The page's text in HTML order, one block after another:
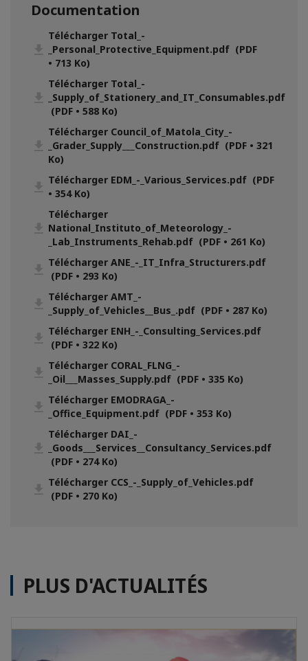
Documentation
Télécharger Total_-
_Personal_Protective_Equipment.pdf (PDF
• 713 Ko)
Télécharger Total_-
_Supply_of_Stationery_and_IT_Consumables.pdf
(PDF • 588 Ko)
Télécharger Council_of_Matola_City_-
_Grader_Supply___Construction.pdf (PDF • 321
Ko)
Télécharger EDM_-_Various_Services.pdf (PDF
• 354 Ko)
Télécharger
National_Instituto_of_Meteorology_-
_Lab_Instruments_Rehab.pdf (PDF • 261 Ko)
Télécharger ANE_-_IT_Infra_Structurers.pdf
(PDF • 293 Ko)
Télécharger AMT_-
_Supply_of_Vehicles__Bus_.pdf (PDF • 287 Ko)
Télécharger ENH_-_Consulting_Services.pdf
(PDF • 322 Ko)
Télécharger CORAL_FLNG_-
_Oil___Masses_Supply.pdf (PDF • 335 Ko)
Télécharger EMODRAGA_-
_Office_Equipment.pdf (PDF • 353 Ko)
Télécharger DAI_-
_Goods___Services__Consultancy_Services.pdf
(PDF • 274 Ko)
Télécharger CCS_-_Supply_of_Vehicles.pdf
(PDF • 270 Ko)
PLUS D'ACTUALITÉS